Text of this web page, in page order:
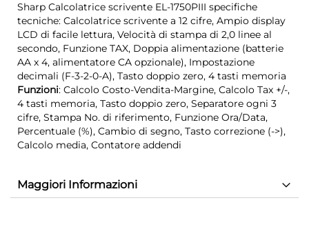
Sharp Calcolatrice scrivente EL-1750PIII specifiche
tecniche: Calcolatrice scrivente a 12 cifre, Ampio display
LCD di facile lettura, Velocità di stampa di 2,0 linee al
secondo, Funzione TAX, Doppia alimentazione (batterie
AA x 4, alimentatore CA opzionale), Impostazione
decimali (F-3-2-0-A), Tasto doppio zero, 4 tasti memoria
Funzioni: Calcolo Costo-Vendita-Margine, Calcolo Tax +/-,
4 tasti memoria, Tasto doppio zero, Separatore ogni 3
cifre, Stampa No. di riferimento, Funzione Ora/Data,
Percentuale (%), Cambio di segno, Tasto correzione (->),
Calcolo media, Contatore addendi
Maggiori Informazioni